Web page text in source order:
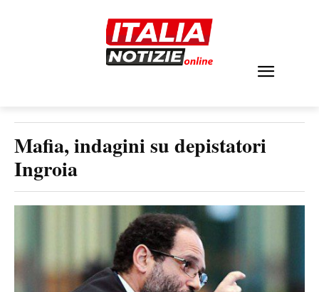
Mafia, indagini su depistatori
Ingroia